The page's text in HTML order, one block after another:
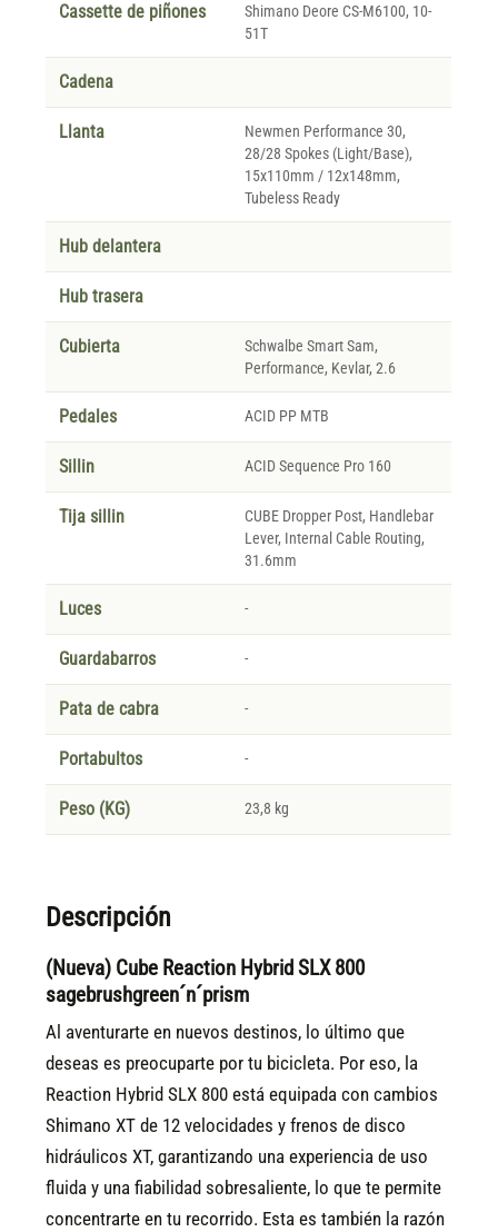
Cassette de piñones
Shimano Deore CS-M6100, 10-
51T
Cadena
Llanta
Newmen Performance 30,
28/28 Spokes (Light/Base),
15x110mm / 12x148mm,
Tubeless Ready
Hub delantera
Hub trasera
Cubierta
Schwalbe Smart Sam,
Performance, Kevlar, 2.6
Pedales ACID PP MTB
Sillin ACID Sequence Pro 160
Tija sillin
CUBE Dropper Post, Handlebar
Lever, Internal Cable Routing,
31.6mm
Luces -
Guardabarros -
Pata de cabra -
Portabultos -
Peso (KG) 23,8 kg
Descripción
(Nueva) Cube Reaction Hybrid SLX 800
sagebrushgreen´n´prism
Al aventurarte en nuevos destinos, lo último que
deseas es preocuparte por tu bicicleta. Por eso, la
Reaction Hybrid SLX 800 está equipada con cambios
Shimano XT de 12 velocidades y frenos de disco
hidráulicos XT, garantizando una experiencia de uso
fluida y una fiabilidad sobresaliente, lo que te permite
concentrarte en tu recorrido. Esta es también la razón